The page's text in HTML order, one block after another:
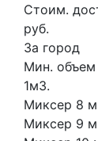
Стоим.
руб.
За город
Мин. объем
1м3.
Миксер 8
Миксер 9